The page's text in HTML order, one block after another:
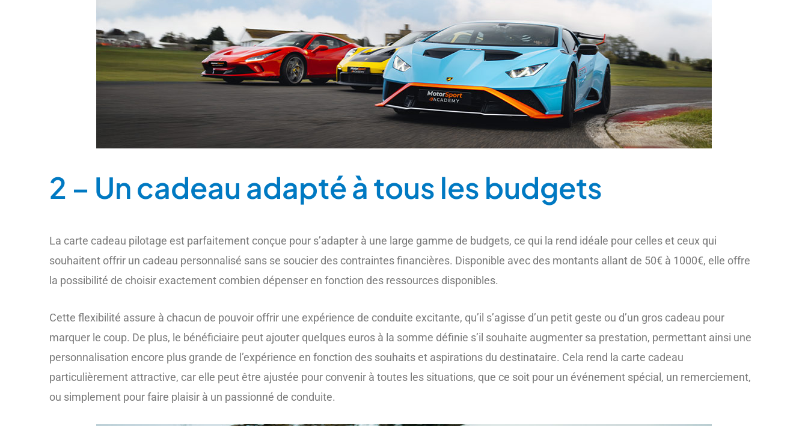
2 – Un cadeau adapté à tous les budgets
La carte cadeau pilotage est parfaitement conçue pour s’adapter à une large gamme de budgets, ce qui la rend idéale pour celles et ceux qui
souhaitent offrir un cadeau personnalisé sans se soucier des contraintes financières. Disponible avec des montants allant de 50€ à 1000€, elle offre
la possibilité de choisir exactement combien dépenser en fonction des ressources disponibles.
Cette flexibilité assure à chacun de pouvoir offrir une expérience de conduite excitante, qu’il s’agisse d’un petit geste ou d’un gros cadeau pour
marquer le coup. De plus, le bénéficiaire peut ajouter quelques euros à la somme définie s’il souhaite augmenter sa prestation, permettant ainsi une
personnalisation encore plus grande de l’expérience en fonction des souhaits et aspirations du destinataire. Cela rend la carte cadeau
particulièrement attractive, car elle peut être ajustée pour convenir à toutes les situations, que ce soit pour un événement spécial, un remerciement,
ou simplement pour faire plaisir à un passionné de conduite.